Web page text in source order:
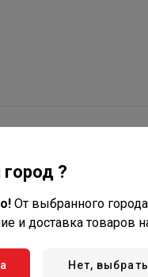
теплоносителя
теплоснабжения с
коллектор).
?
От выбранного
и доставка товаров
Нет,